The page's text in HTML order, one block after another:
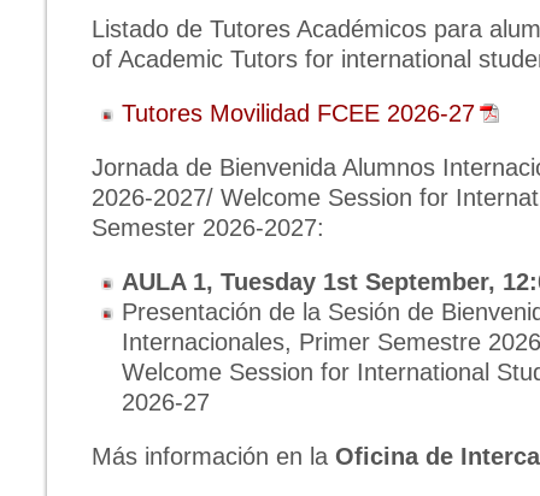
Listado de Tutores Académicos para
of Academic Tutors for international
Tutores Movilidad FCEE 2026-27
Jornada de Bienvenida Alumnos
2026-2027/ Welcome Session for
Semester 2026-2027:
AULA 1, Tuesday 1st September,
Presentación de la Sesión de
Internacionales, Primer Semestre
Welcome Session for International
2026-27
Más información en la Oficina de